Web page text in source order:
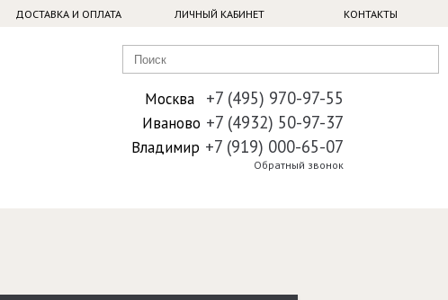
ДОСТАВКА И ОПЛАТА ЛИЧНЫЙ КАБИНЕТ КОНТАКТЫ
Москва +7 (495) 970-97-55
Иваново +7 (4932) 50-97-37
Владимир +7 (919) 000-65-07
Обратный звонок